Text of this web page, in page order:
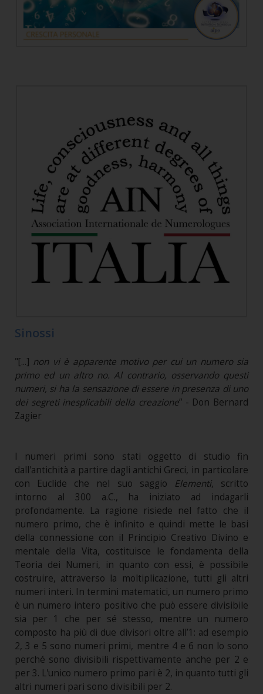
Sinossi
"[...] non vi è apparente motivo per cui un numero sia
primo ed un altro no. Al contrario, osservando questi
numeri, si ha la sensazione di essere in presenza di uno
dei segreti inesplicabili della creazione” - Don Bernard
Zagier
I numeri primi sono stati oggetto di studio fin
dall'antichità a partire dagli antichi Greci, in particolare
con Euclide che nel suo saggio
Elementi, scritto
intorno al 300 a.C., ha iniziato ad indagarli
profondamente. La ragione risiede nel fatto che il
numero primo, che è infinito e quindi mette le basi
della connessione con il Principio Creativo Divino e
mentale della Vita, costituisce le fondamenta della
Teoria dei Numeri, in quanto con essi, è possibile
costruire, attraverso la moltiplicazione, tutti gli altri
numeri interi. In termini matematici, un numero primo
è un numero intero positivo che può essere divisibile
sia per 1 che per sé stesso, mentre un numero
composto ha più di due divisori oltre all’1: ad esempio
2, 3 e 5 sono numeri primi, mentre 4 e 6 non lo sono
perché sono divisibili rispettivamente anche per 2 e
per 3. L'unico numero primo pari è 2, in quanto tutti gli
altri numeri pari sono divisibili per 2.